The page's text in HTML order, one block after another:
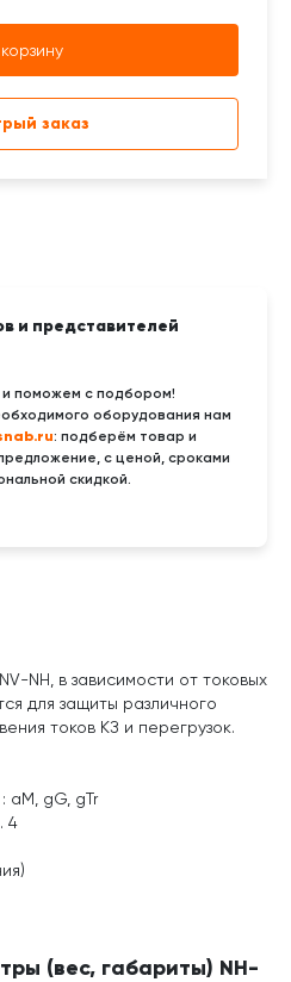
и представителей
поможем с подбором!
оборудования нам
: подберём товар и
с ценой, сроками
скидкой.
заказ
NH, в зависимости от токовых
для защиты различного
токов КЗ и перегрузок.
aM, gG, gTr
4
(вес, габариты) NH-